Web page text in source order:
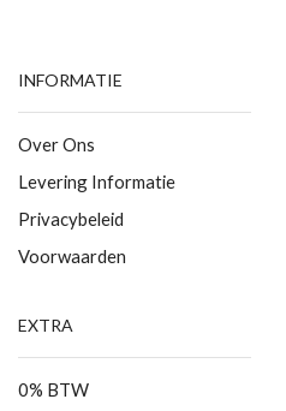
INFORMATIE
Over Ons
Levering Informatie
Privacybeleid
Voorwaarden
EXTRA
0% BTW